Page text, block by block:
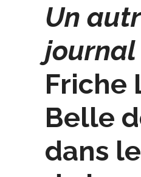
Un
journal
Friche
Belle
dans